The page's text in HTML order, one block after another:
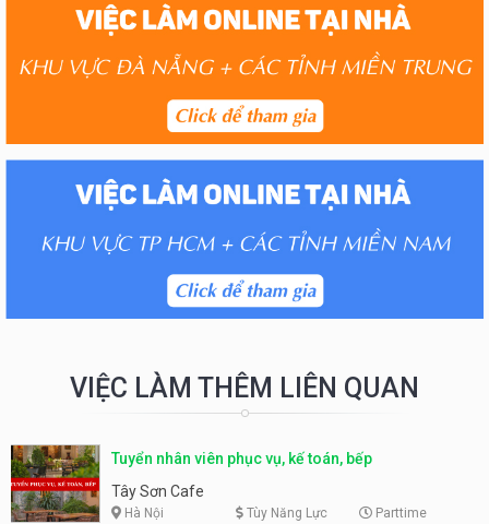
VIỆC LÀM THÊM LIÊN QUAN
Tuyển nhân viên phục vụ, kế toán, bếp
Tây Sơn Cafe
Hà Nội Tùy Năng Lực Parttime